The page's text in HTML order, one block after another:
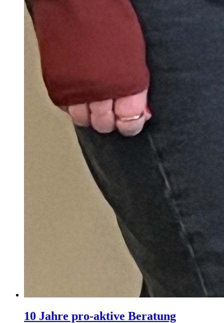
10 Jahre pro-aktive Beratung